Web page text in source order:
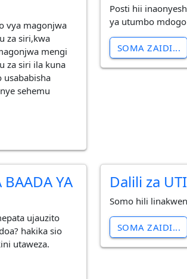
vya magonjwa
za siri,kwa
mengi
za siri ila kuna
usababisha
sehemu
Posti hii
ya utumbo mdogo
SOMA ZAIDI...
YA
ujauzito
hakika sio
utaweza.
Dalili za UTI
Somo hili
SOMA ZAIDI...